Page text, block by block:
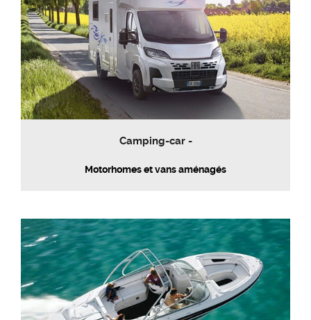
Camping-car -
Motorhomes et vans aménagés